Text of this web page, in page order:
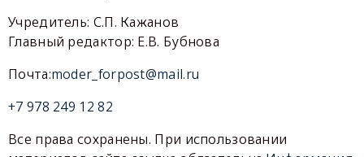
Учредитель: С.П. Кажанов
Главный редактор: Е.В. Бубнова
Почта:moder_forpost@mail.ru
+7 978 249 12 82
Все права сохранены. При использовании